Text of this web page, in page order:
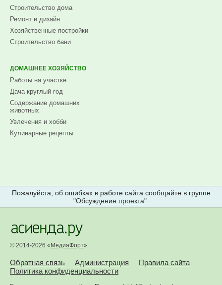
Строительство дома
Ремонт и дизайн
Хозяйственные постройки
Строительство бани
ДОМАШНЕЕ ХОЗЯЙСТВО
Работы на участке
Дача круглый год
Содержание домашних
животных
Увлечения и хобби
Кулинарные рецепты
Пожалуйста, об ошибках в работе сайта сообщайте в группе
"Обсуждение проекта".
© 2014-2026 «МедиаФорт»
Обратная связь Администрация
Правила сайта
Политика конфиденциальности